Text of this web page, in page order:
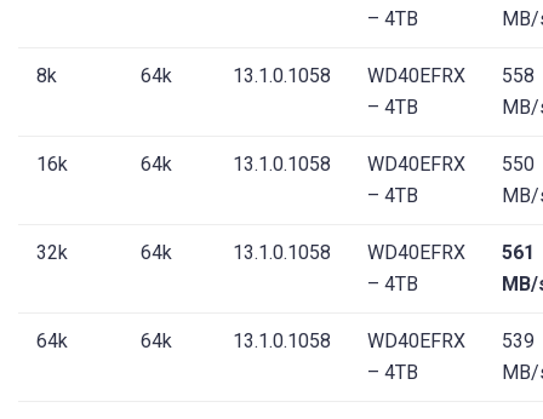
– 4TB
8k 64k 13.1.0.1058
WD40EFRX
– 4TB
558
16k 64k 13.1.0.1058
WD40EFRX
– 4TB
550
32k 64k 13.1.0.1058
WD40EFRX
– 4TB
561
MB/
64k 64k 13.1.0.1058
WD40EFRX
– 4TB
539